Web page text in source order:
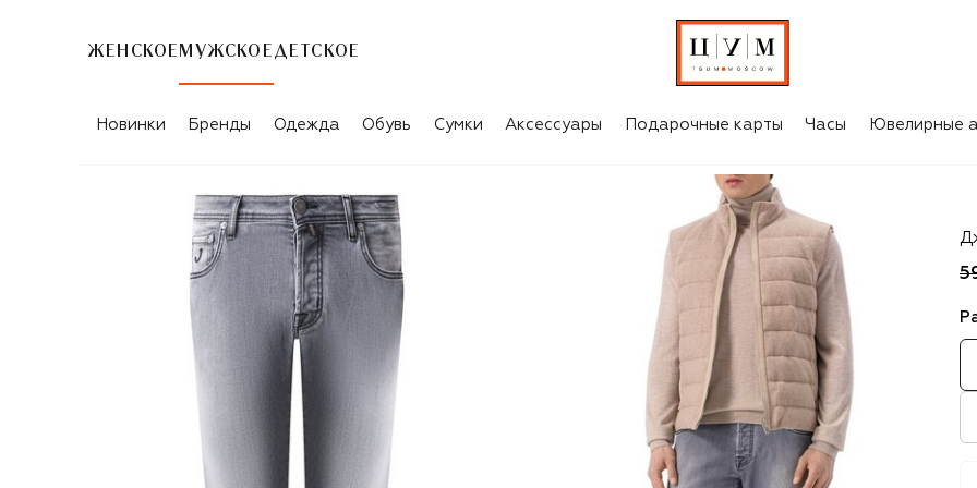
ЖЕНСКОЕ МУЖСКОЕ ДЕТСКОЕ
Новинки Бренды Одежда Обувь Сумки Аксессуары Подарочные карты Часы Ювелирные